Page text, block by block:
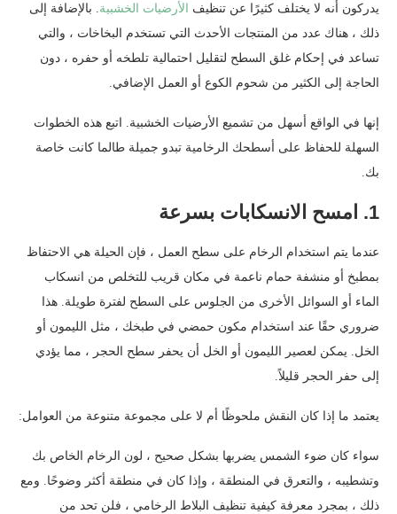
يدركون أنه لا يختلف كثيرًا عن تنظيف
الأرضيات الخشبية. بالإضافة إلى
ذلك ، هناك عدد من المنتجات الأحدث التي تستخدم البخاخات ، والتي
تساعد في إحكام غلق السطح لتقليل احتمالية تلطخه أو حفره ، دون
الحاجة إلى الكثير من شحوم الكوع أو العمل الإضافي.
إنها في الواقع أسهل من تشميع الأرضيات الخشبية. اتبع هذه الخطوات
السهلة للحفاظ على أسطحك الرخامية تبدو جميلة طالما كانت خاصة
بك.
1. امسح الانسكابات بسرعة
عندما يتم استخدام الرخام على سطح العمل ، فإن الحيلة هي الاحتفاظ
بمطبخ أو منشفة حمام ناعمة في مكان قريب للتخلص من انسكاب
الماء أو السوائل الأخرى من الجلوس على السطح لفترة طويلة. هذا
ضروري حقًا عند استخدام مكون حمضي في طبخك ، مثل الليمون أو
الخل. يمكن لعصير الليمون أو الخل أن يحفر سطح الحجر ، مما يؤدي
إلى حفر الحجر قليلاً.
يعتمد ما إذا كان النقش ملحوظًا أم لا على مجموعة متنوعة من العوامل:
سواء كان ضوء الشمس يضربها بشكل صحيح ، لون الرخام الخاص بك
وتشطيبه ، والتعرق في المنطقة ، وإذا كان في منطقة أكثر وضوحًا. ومع
ذلك ، بمجرد معرفة كيفية تنظيف البلاط الرخامي ، فلن تحد من